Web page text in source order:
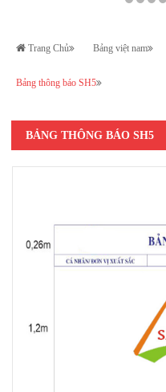
Trang Chủ Bảng việt nam
Bảng thông báo SH5
BẢNG THÔNG BÁO SH5